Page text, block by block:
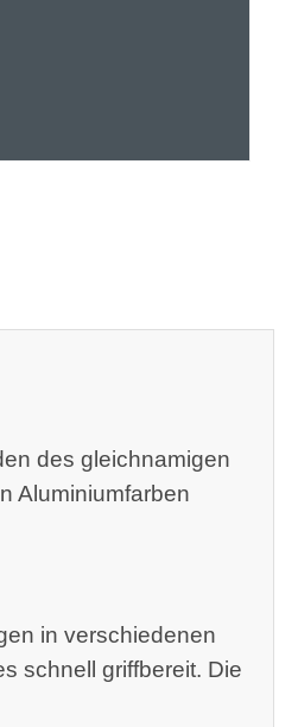
des gleichnamigen
Aluminiumfarben
in verschiedenen
schnell griffbereit. Die